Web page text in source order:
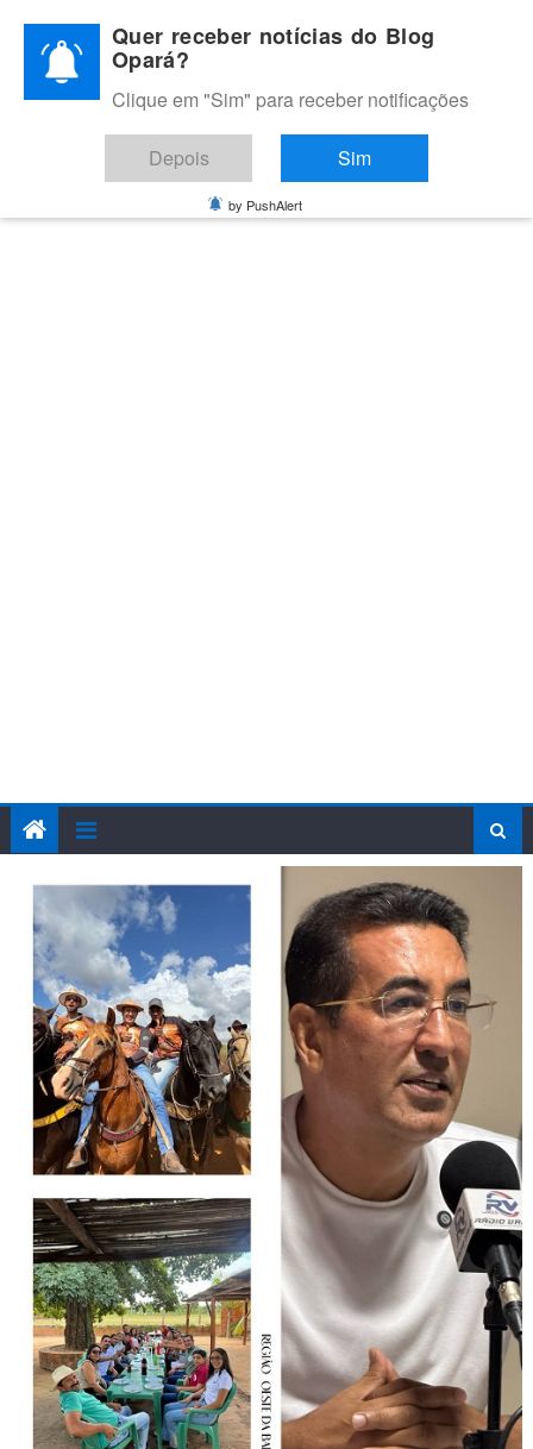
content
BLOG OPARÁ
Melhores notícias de Juazeiro, Petrolina e do Vale do São
Francisco
Quer receber notícias do Blog
Opará?
Clique em "Sim" para receber notificações
Depois Sim
by PushAlert